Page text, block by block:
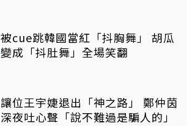
被cue跳韓國當紅「抖胸舞」 胡瓜
變成「抖肚舞」全場笑翻
讓位王宇婕退出「神之路」 鄭仲茵
深夜吐心聲「說不難過是騙人的」